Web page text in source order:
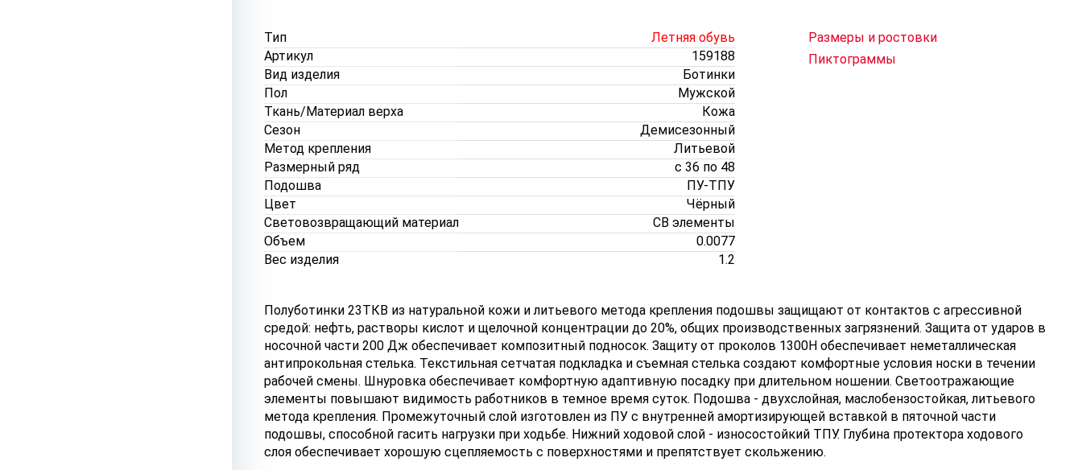
Тип
Летняя обувь
Артикул
159188
Вид изделия
Ботинки
Пол
Мужской
Ткань/Материал верха
Кожа
Сезон
Демисезонный
Метод крепления
Литьевой
Размерный ряд
с 36 по 48
Подошва
ПУ-ТПУ
Цвет
Чёрный
Световозвращающий материал
СВ элементы
Объем
0.0077
Вес изделия
1.2
Размеры и ростовки
Пиктограммы
Полуботинки 23ТКВ из натуральной кожи и литьевого метода крепления подошвы защищают от контактов с агрессивной
средой: нефть, растворы кислот и щелочной концентрации до 20%, общих производственных загрязнений. Защита от ударов в
носочной части 200 Дж обеспечивает композитный подносок. Защиту от проколов 1300Н обеспечивает неметаллическая
антипрокольная стелька. Текстильная сетчатая подкладка и съемная стелька создают комфортные условия носки в течении
рабочей смены. Шнуровка обеспечивает комфортную адаптивную посадку при длительном ношении. Светоотражающие
элементы повышают видимость работников в темное время суток. Подошва - двухслойная, маслобензостойкая, литьевого
метода крепления. Промежуточный слой изготовлен из ПУ с внутренней амортизирующей вставкой в пяточной части
подошвы, способной гасить нагрузки при ходьбе. Нижний ходовой слой - износостойкий ТПУ. Глубина протектора ходового
слоя обеспечивает хорошую сцепляемость с поверхностями и препятствует скольжению.